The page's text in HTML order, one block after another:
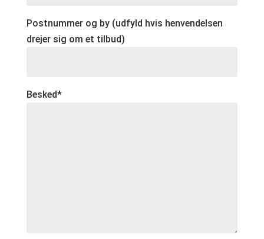
Postnummer og by (udfyld hvis henvendelsen
drejer sig om et tilbud)
Besked*